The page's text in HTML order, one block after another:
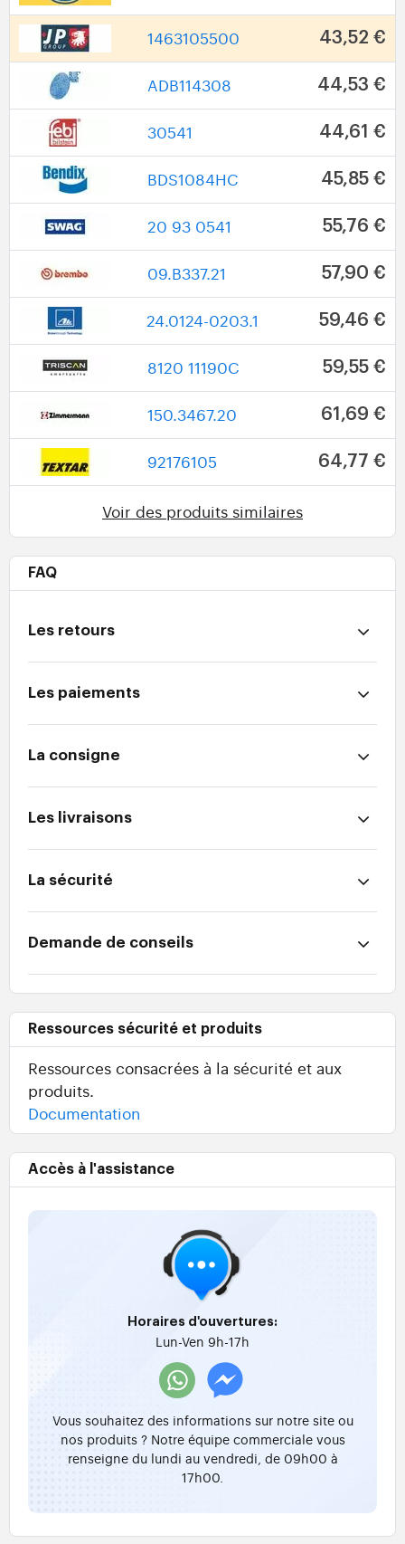
1463105500 43,52 €
ADB114308 44,53 €
30541 44,61 €
BDS1084HC 45,85 €
20 93 0541 55,76 €
09.B337.21 57,90 €
24.0124-0203.1 59,46 €
8120 11190C 59,55 €
150.3467.20 61,69 €
92176105 64,77 €
Voir des produits similaires
FAQ
Les retours
Les paiements
La consigne
Les livraisons
La sécurité
Demande de conseils
Ressources sécurité et produits
Ressources consacrées à la sécurité et aux
produits.
Documentation
Accès à l'assistance
Horaires d'ouvertures:
Lun-Ven 9h-17h
Vous souhaitez des informations sur notre site ou
nos produits ? Notre équipe commerciale vous
renseigne du lundi au vendredi, de 09h00 à
17h00.